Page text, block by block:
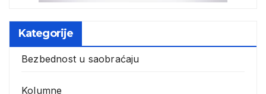
Kategorije
Bezbednost u saobraćaju
Kolumne